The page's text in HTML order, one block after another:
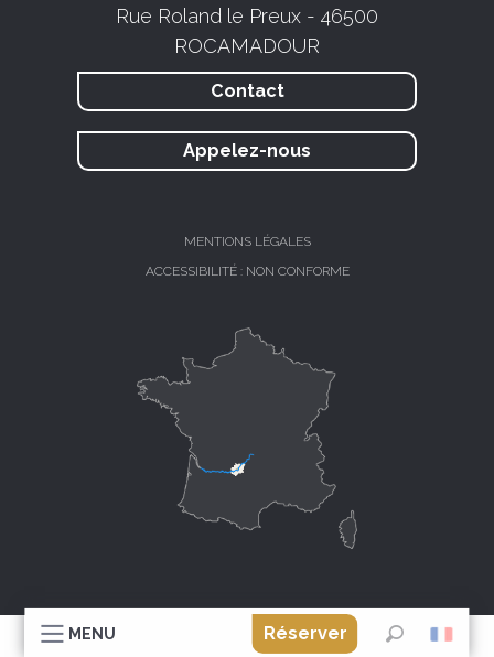
MENU
Réserver
Rue Roland le Preux - 46500
ROCAMADOUR
Contact
Appelez-nous
MENTIONS LÉGALES
ACCESSIBILITÉ : NON CONFORME